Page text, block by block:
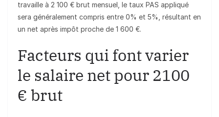
travaille à 2 100 € brut mensuel, le taux PAS appliqué
sera généralement compris entre 0% et 5%, résultant en
un net après impôt proche de 1 600 €.
Facteurs qui font varier
le salaire net pour 2100
€ brut